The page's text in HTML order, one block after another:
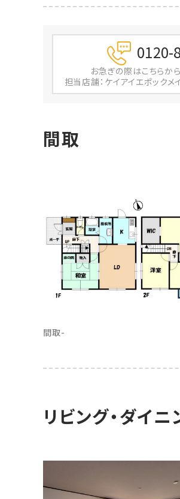
0120-
お急ぎの際はこちらか
担当店舗：ケイアイエポック
間取
間取-
リビング・ダイニ